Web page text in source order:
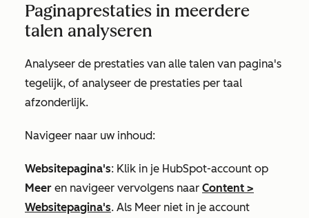
Paginaprestaties in meerdere
talen analyseren
Analyseer de prestaties van alle talen van pagina's
tegelijk, of analyseer de prestaties per taal
afzonderlijk.
Navigeer naar uw inhoud:
Websitepagina's: Klik in je HubSpot-account op
Meer en navigeer vervolgens naar Content >
Websitepagina's. Als Meer niet in je account